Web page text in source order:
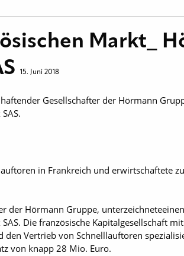
Markt_
15. Juni 2018
Gesellschafter der Hörmann
in Frankreich und erwirtschaftete
der Hörmann Gruppe,
Die französische Kapitalgesellschaft
Vertrieb von Schnelllauftoren
von knapp 28 Mio. Euro.